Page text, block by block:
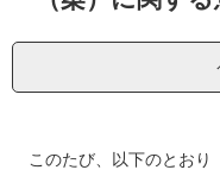
このたび、以下のとおり